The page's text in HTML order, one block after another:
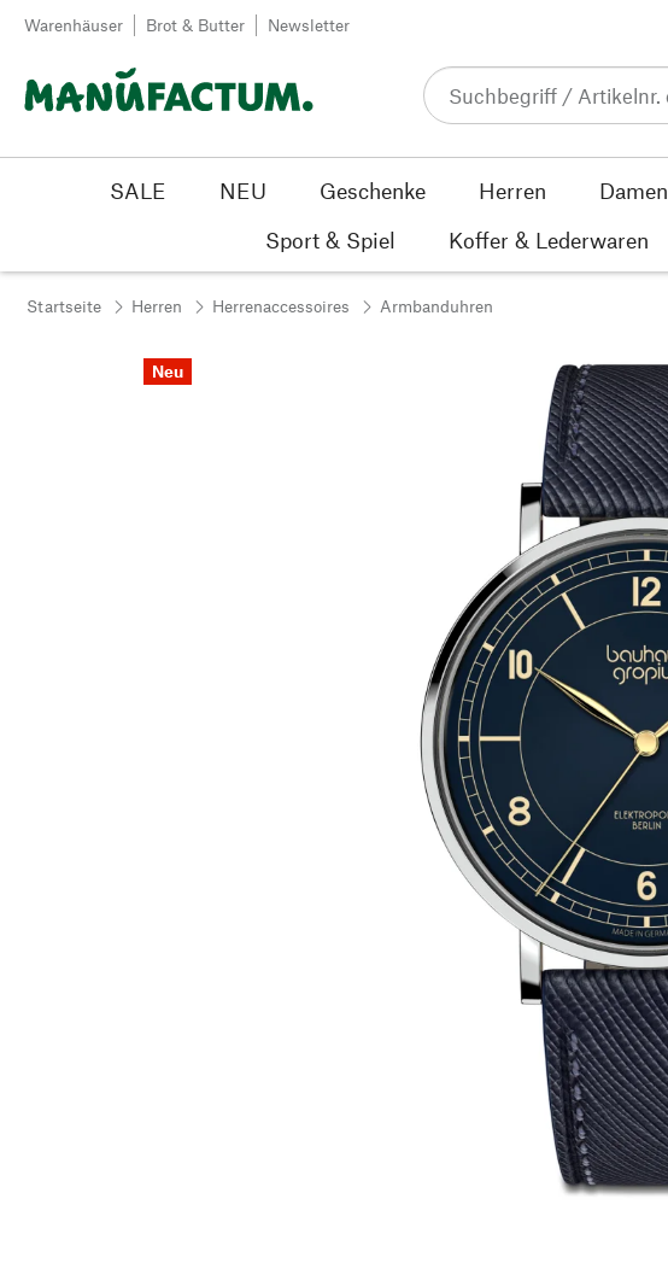
Zum Inhalt springen
Warenhäuser Brot & Butter Newsletter
SALE NEU Geschenke Herren Damen
Sport & Spiel
Koffer & Lederwaren
Startseite Herren Herrenaccessoires Armbanduhren
Neu